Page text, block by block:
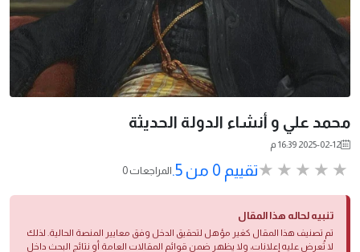
محمد علي و أنشاء الدولة الحديثة
2025-02-12 16:39 م
تقييم 0 من 5. 0 المراجعات
تنبيه لحاله هذا المقال
تم تصنيف هذا المقال كغير مؤهل لتحقيق الدخل وفق معايير المنصة الحالية. لذلك
لا تُعرض عليه إعلانات، ولا يظهر ضمن قوائم المقالات العامة أو نتائج البحث داخل